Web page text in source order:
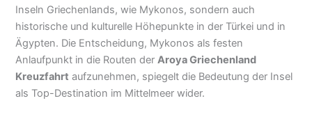
Inseln Griechenlands, wie Mykonos, sondern auch
historische und kulturelle Höhepunkte in der Türkei und in
Ägypten. Die Entscheidung, Mykonos als festen
Anlaufpunkt in die Routen derAroya Griechenland
Kreuzfahrt aufzunehmen, spiegelt die Bedeutung der Insel
als Top-Destination im Mittelmeer wider.